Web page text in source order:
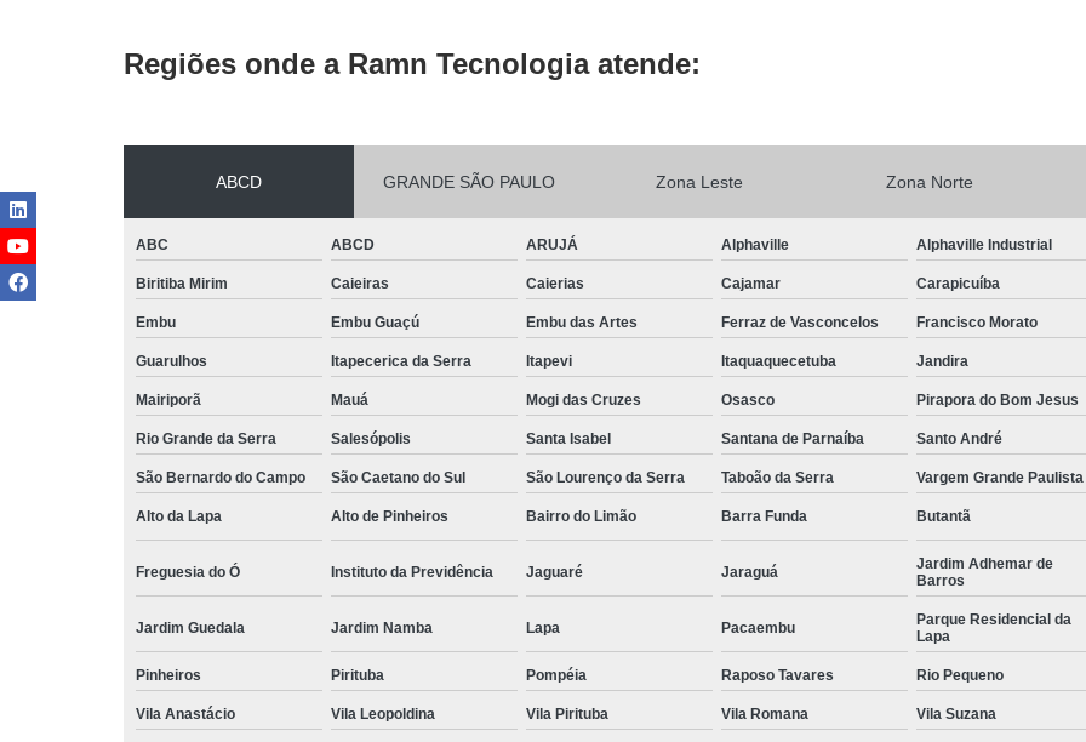
Conserto Drive Fanuc Série Beta
Conserto Drive Fanuc Série Beta
Conserto Drive Fanuc Series S
Conserto Spindle Amplifier Fanuc
Conserto Drive Siemens
Conserto Placa de Controle Siemens
Conserto Servo Motor Abb
Conserto Servo Motor Indramat
Conserto Servo Motor Moog
Conserto Servo Motor Parvex
Conserto Servo Motor Seidel
Conserto Servo Motor Weg
Conserto
Regiões onde a Ramn Tecnologia atende:
ABCD GRANDE SÃO PAULO Zona Leste Zona Norte
ABC ABCD ARUJÁ Alphaville Alphaville Industrial
Biritiba Mirim Caieiras Caierias Cajamar Carapicuíba
Embu Embu Guaçú Embu das Artes Ferraz de Vasconcelos Francisco Morato
Guarulhos Itapecerica da Serra Itapevi Itaquaquecetuba Jandira
Mairiporã Mauá Mogi das Cruzes Osasco Pirapora do Bom Jesus
Rio Grande da Serra Salesópolis Santa Isabel Santana de Parnaíba Santo André
São Bernardo do Campo São Caetano do Sul São Lourenço da Serra Taboão da Serra Vargem Grande Paulista
Alto da Lapa Alto de Pinheiros Bairro do Limão Barra Funda Butantã
Freguesia do Ó Instituto da Previdência Jaguaré Jaraguá
Jardim Adhemar de
Barros
Jardim Guedala Jardim Namba Lapa Pacaembu
Parque Residencial da
Lapa
Pinheiros Pirituba Pompéia Raposo Tavares Rio Pequeno
Vila Anastácio Vila Leopoldina Vila Pirituba Vila Romana Vila Suzana